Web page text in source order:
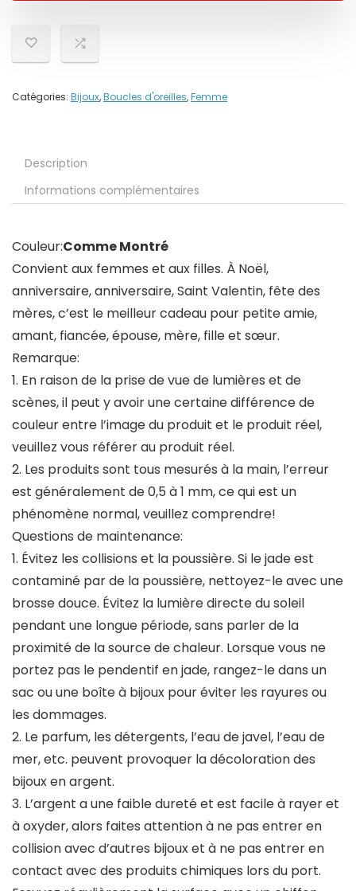
Catégories: Bijoux,Boucles d'oreilles,Femme
Description
Informations complémentaires
Couleur:Comme Montré
Convient aux femmes et aux filles. À Noël,
anniversaire, anniversaire, Saint Valentin, fête des
mères, c’est le meilleur cadeau pour petite amie,
amant, fiancée, épouse, mère, fille et sœur.
Remarque:
1. En raison de la prise de vue de lumières et de
scènes, il peut y avoir une certaine différence de
couleur entre l’image du produit et le produit réel,
veuillez vous référer au produit réel.
2. Les produits sont tous mesurés à la main, l’erreur
est généralement de 0,5 à 1 mm, ce qui est un
phénomène normal, veuillez comprendre!
Questions de maintenance:
1. Évitez les collisions et la poussière. Si le jade est
contaminé par de la poussière, nettoyez-le avec une
brosse douce. Évitez la lumière directe du soleil
pendant une longue période, sans parler de la
proximité de la source de chaleur. Lorsque vous ne
portez pas le pendentif en jade, rangez-le dans un
sac ou une boîte à bijoux pour éviter les rayures ou
les dommages.
2. Le parfum, les détergents, l’eau de javel, l’eau de
mer, etc. peuvent provoquer la décoloration des
bijoux en argent.
3. L’argent a une faible dureté et est facile à rayer et
à oxyder, alors faites attention à ne pas entrer en
collision avec d’autres bijoux et à ne pas entrer en
contact avec des produits chimiques lors du port.